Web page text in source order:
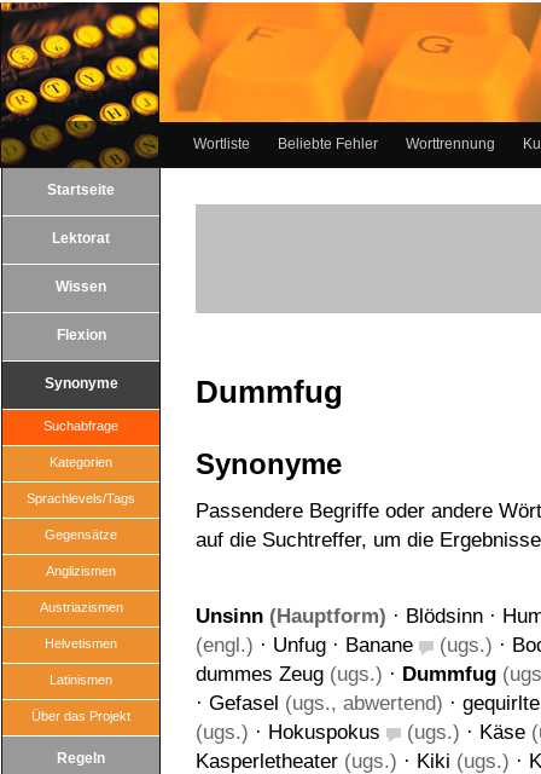
Wortliste Beliebte Fehler Worttrennung
Startseite
Lektorat
Wissen
Flexion
Synonyme
Suchabfrage
Kategorien
Sprachlevels/Tags
Gegensätze
Anglizismen
Austriazismen
Helvetismen
Latinismen
Über das Projekt
Regeln
Dummfug
Synonyme
Passendere Begriffe oder andere
auf die Suchtreffer, um die
Unsinn (Hauptform) · Blödsinn ·
(engl.) · Unfug · Banane (ugs.) ·
dummes Zeug (ugs.) · Dummfug
· Gefasel (ugs., abwertend) ·
(ugs.) · Hokuspokus (ugs.) · Käse
Kasperletheater (ugs.) · Kiki (ugs.) ·